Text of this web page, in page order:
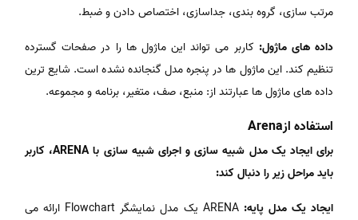
مرتب سازی، گروه بندی، جداسازی، اختصاص دادن و ضبط.
داده های ماژول: کاربر می تواند این ماژول ها را در صفحات گسترده
تنظیم کند. این ماژول ها در پنجره مدل گنجانده نشده است. شایع ترین
داده های ماژول ها عبارتند از: منبع، صف، متغیر، برنامه و مجموعه.
استفاده ازArena
برای ایجاد یک مدل شبیه سازی و اجرای شبیه سازی با ARENA، کاربر
باید مراحل زیر را دنبال کند:
ایجاد یک مدل پایه:
ARENA یک مدل نمایشگر Flowchart ارائه می